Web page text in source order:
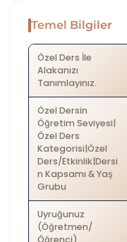
Temel Bilgiler
Özel Ders İle
Alakanızı
Tanımlayınız.
Özel Dersin
Öğretim Seviyesi|
Özel Ders
Kategorisi|Özel
Ders/Etkinlik|Dersi
n Kapsamı & Yaş
Grubu
Uyruğunuz
(Öğretmen/
Öğrenci)